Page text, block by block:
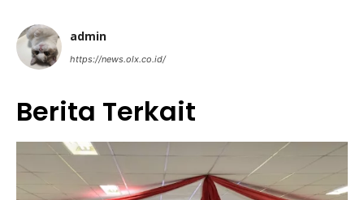
admin
https://news.olx.co.id/
Berita Terkait